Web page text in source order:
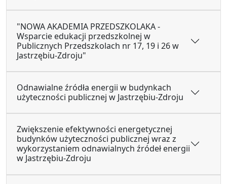
"NOWA AKADEMIA PRZEDSZKOLAKA -
Wsparcie edukacji przedszkolnej w
Publicznych Przedszkolach nr 17, 19 i 26 w
Jastrzębiu-Zdroju"
Odnawialne źródła energii w budynkach
użyteczności publicznej w Jastrzębiu-Zdroju
Zwiększenie efektywności energetycznej
budynków użyteczności publicznej wraz z
wykorzystaniem odnawialnych źródeł energii
w Jastrzębiu-Zdroju